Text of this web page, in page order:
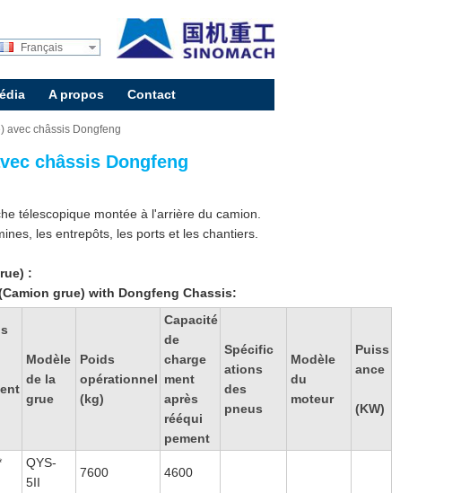
Français
A propos Contact
avec châssis Dongfeng
châssis Dongfeng
télescopique montée à l'arrière du camion.
les entrepôts, les ports et les chantiers.
:
grue) with Dongfeng Chassis:
Modèle
de la
grue
Poids
opérationnel
(kg)
Capacité
de
charge
ment
après
rééqui
pement
Spécific
ations
des
pneus
Modèle
du
moteur
Puiss
ance
(KW)
QYS-
5II
7600 4600